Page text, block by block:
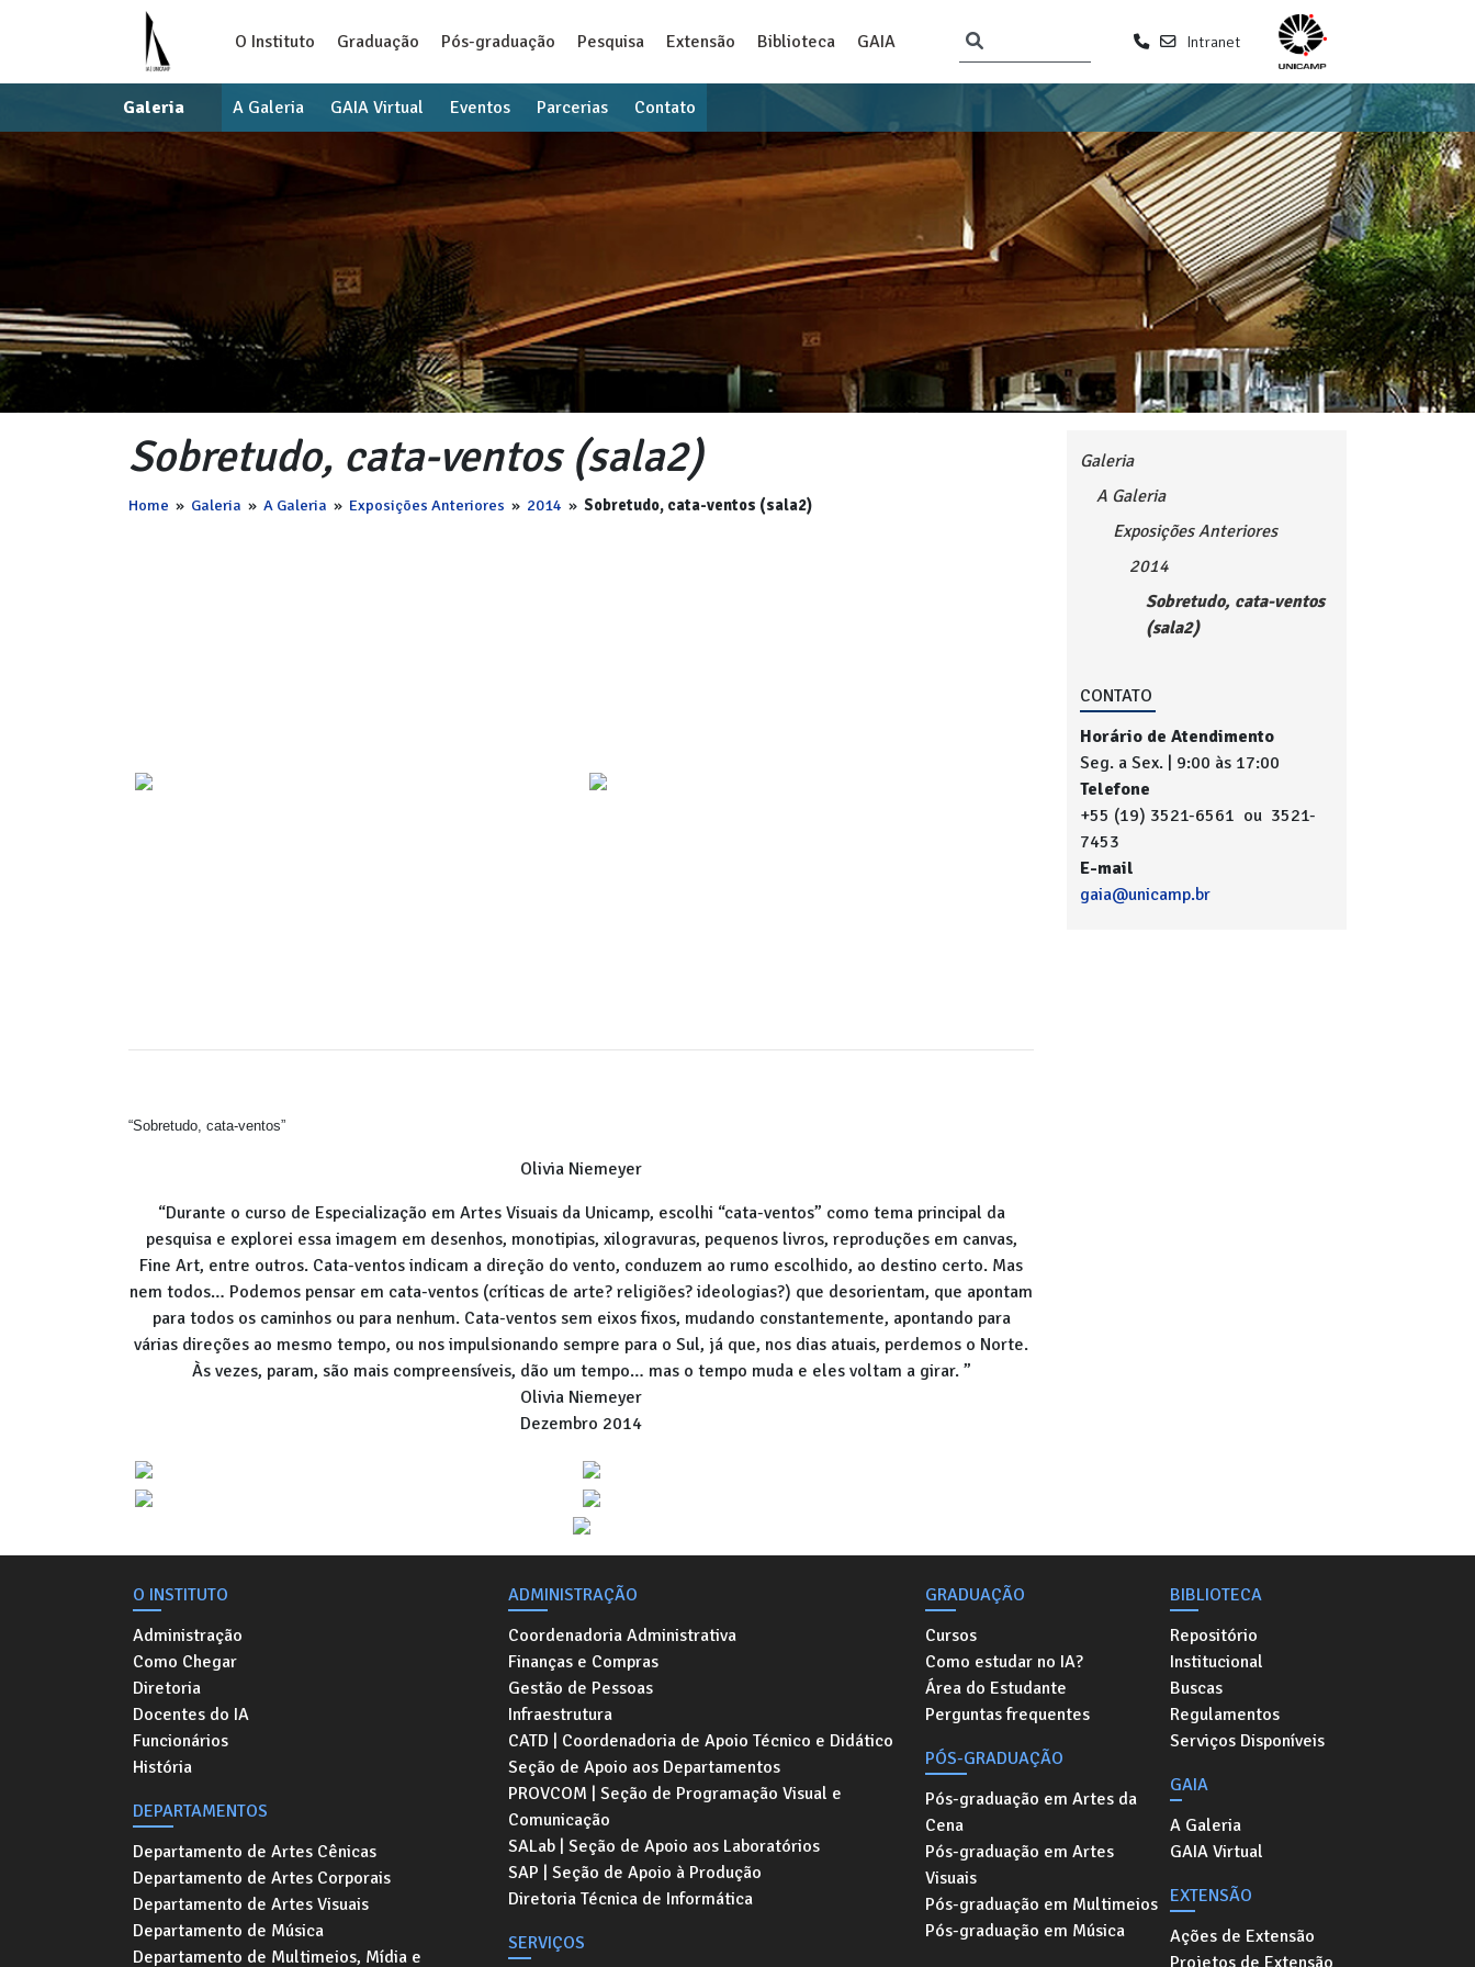
O Instituto Graduação Pós-graduação Pesquisa Extensão Biblioteca GAIA Intranet
Galeria A Galeria GAIA Virtual Eventos Parcerias Contato
Sobretudo, cata-ventos (sala2)
Home » Galeria » A Galeria » Exposições Anteriores » 2014 » Sobretudo, cata-ventos (sala2)
“Sobretudo, cata-ventos”
Olivia Niemeyer
“Durante o curso de Especialização em Artes Visuais da Unicamp, escolhi “cata-ventos” como tema principal da
pesquisa e explorei essa imagem em desenhos, monotipias, xilogravuras, pequenos livros, reproduções em canvas,
Fine Art, entre outros. Cata-ventos indicam a direção do vento, conduzem ao rumo escolhido, ao destino certo. Mas
nem todos… Podemos pensar em cata-ventos (críticas de arte? religiões? ideologias?) que desorientam, que apontam
para todos os caminhos ou para nenhum. Cata-ventos sem eixos fixos, mudando constantemente, apontando para
várias direções ao mesmo tempo, ou nos impulsionando sempre para o Sul, já que, nos dias atuais, perdemos o Norte.
Às vezes, param, são mais compreensíveis, dão um tempo… mas o tempo muda e eles voltam a girar. ”
Olivia Niemeyer
Dezembro 2014
Galeria
A Galeria
Exposições Anteriores
2014
Sobretudo, cata-ventos
(sala2)
CONTATO
Horário de Atendimento
Seg. a Sex. | 9:00 às 17:00
Telefone
+55 (19) 3521-6561 ou 3521-
7453
E-mail
gaia@unicamp.br
O INSTITUTO
Administração
Como Chegar
Diretoria
Docentes do IA
Funcionários
História
DEPARTAMENTOS
Departamento de Artes Cênicas
Departamento de Artes Corporais
Departamento de Artes Visuais
Departamento de Música
Departamento de Multimeios, Mídia e
ADMINISTRAÇÃO
Coordenadoria Administrativa
Finanças e Compras
Gestão de Pessoas
Infraestrutura
CATD | Coordenadoria de Apoio Técnico e Didático
Seção de Apoio aos Departamentos
PROVCOM | Seção de Programação Visual e
Comunicação
SALab | Seção de Apoio aos Laboratórios
SAP | Seção de Apoio à Produção
Diretoria Técnica de Informática
SERVIÇOS
GRADUAÇÃO
Cursos
Como estudar no IA?
Área do Estudante
Perguntas frequentes
PÓS-GRADUAÇÃO
Pós-graduação em Artes da
Cena
Pós-graduação em Artes
Visuais
Pós-graduação em Multimeios
Pós-graduação em Música
BIBLIOTECA
Repositório
Institucional
Buscas
Regulamentos
Serviços Disponíveis
GAIA
A Galeria
GAIA Virtual
EXTENSÃO
Ações de Extensão
Projetos de Extensão